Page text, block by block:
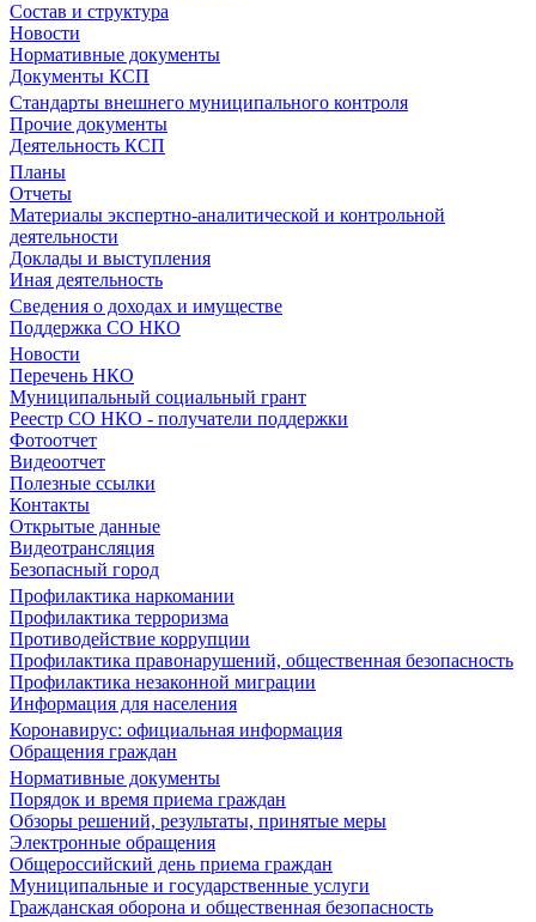
Состав и структура
Новости
Нормативные документы
Документы КСП
Стандарты внешнего муниципального контроля
Прочие документы
Деятельность КСП
Планы
Отчеты
Материалы экспертно-аналитической и контрольной
деятельности
Доклады и выступления
Иная деятельность
Сведения о доходах и имуществе
Поддержка СО НКО
Новости
Перечень НКО
Муниципальный социальный грант
Реестр СО НКО - получатели поддержки
Фотоотчет
Видеоотчет
Полезные ссылки
Контакты
Открытые данные
Видеотрансляция
Безопасный город
Профилактика наркомании
Профилактика терроризма
Противодействие коррупции
Профилактика правонарушений, общественная безопасность
Профилактика незаконной миграции
Информация для населения
Коронавирус: официальная информация
Обращения граждан
Нормативные документы
Порядок и время приема граждан
Обзоры решений, результаты, принятые меры
Электронные обращения
Общероссийский день приема граждан
Муниципальные и государственные услуги
Гражданская оборона и общественная безопасность